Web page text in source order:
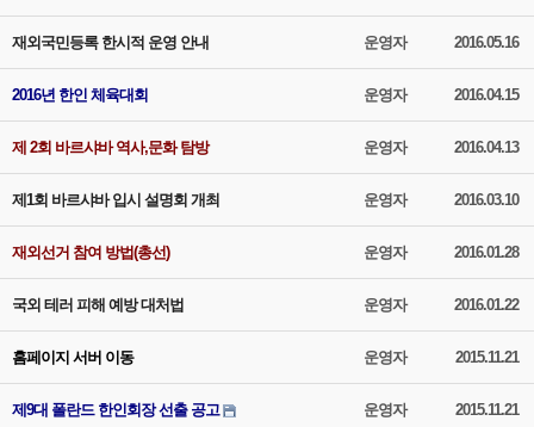
재외국민등록 한시적 운영 안내 운영자 2016.05.16
2016년 한인 체육대회 운영자 2016.04.15
제 2회 바르샤바 역사,문화 탐방 운영자 2016.04.13
제1회 바르샤바 입시 설명회 개최 운영자 2016.03.10
재외선거 참여 방법(총선) 운영자 2016.01.28
국외 테러 피해 예방 대처법 운영자 2016.01.22
홈페이지 서버 이동 운영자 2015.11.21
제9대 폴란드 한인회장 선출 공고 운영자 2015.11.21